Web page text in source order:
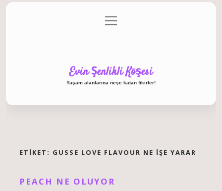
Gizlilik Politikası
menüyü
aç
Evin Şenlikli Köşesi
Yaşam alanlarına neşe katan fikirler!
ETIKET: GUSSE LOVE FLAVOUR NE IŞE YARAR
PEACH NE OLUYOR